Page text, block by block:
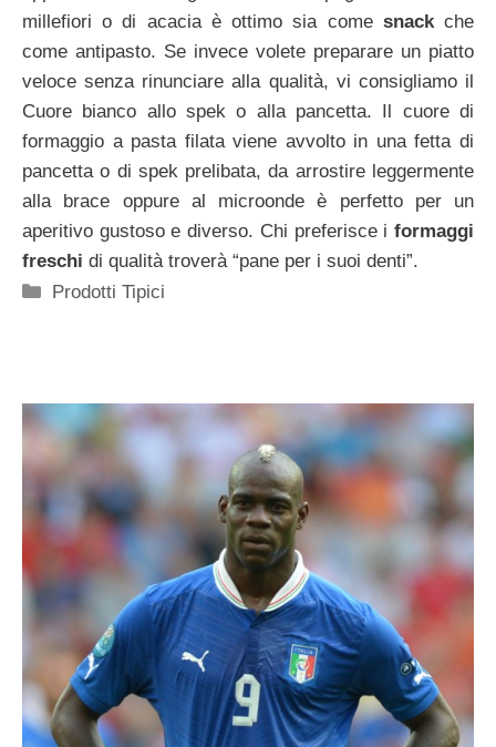
millefiori o di acacia è ottimo sia comesnackche
come antipasto. Se invece volete preparare un piatto
veloce senza rinunciare alla qualità, vi consigliamo il
Cuore bianco allo spek o alla pancetta. Il cuore di
formaggio a pasta filata viene avvolto in una fetta di
pancetta o di spek prelibata, da arrostire leggermente
alla brace oppure al microonde è perfetto per un
aperitivo gustoso e diverso. Chi preferisce i formaggi
freschi di qualità troverà “pane per i suoi denti”.
Categorie
Prodotti Tipici